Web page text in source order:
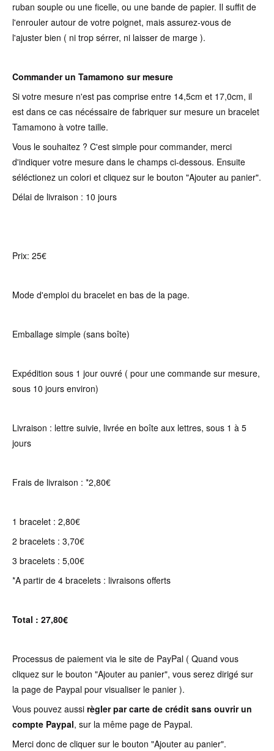
ruban souple ou une ficelle, ou une bande de papier. Il suffit de
l'enrouler autour de votre poignet, mais assurez-vous de
l'ajuster bien ( ni trop sérrer, ni laisser de marge ).
Commander un Tamamono sur mesure
Si votre mesure n'est pas comprise entre 14,5cm et 17,0cm, il
est dans ce cas nécéssaire de fabriquer sur mesure un bracelet
Tamamono à votre taille.
Vous le souhaitez ? C'est simple pour commander, merci
d'indiquer votre mesure dans le champs ci-dessous. Ensuite
séléctionez un colori et cliquez sur le bouton "Ajouter au panier".
Délai de livraison : 10 jours
Prix: 25€
Mode d'emploi du bracelet en bas de la page.
Emballage simple (sans boîte)
Expédition sous 1 jour ouvré ( pour une commande sur mesure,
sous 10 jours environ)
Livraison : lettre suivie, livrée en boîte aux lettres, sous 1 à 5
jours
Frais de livraison : *2,80€
1 bracelet : 2,80€
2 bracelets : 3,70€
3 bracelets : 5,00€
*A partir de 4 bracelets : livraisons offerts
Total : 27,80€
Processus de paiement via le site de PayPal ( Quand vous
cliquez sur le bouton "Ajouter au panier", vous serez dirigé sur
la page de Paypal pour visualiser le panier ).
Vous pouvez aussi règler par carte de crédit sans ouvrir un
compte Paypal, sur la même page de Paypal.
Merci donc de cliquer sur le bouton "Ajouter au panier".